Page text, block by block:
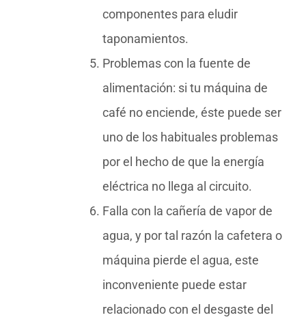
componentes para eludir
taponamientos.
Problemas con la fuente de
alimentación: si tu máquina de
café no enciende, éste puede ser
uno de los habituales problemas
por el hecho de que la energía
eléctrica no llega al circuito.
Falla con la cañería de vapor de
agua, y por tal razón la cafetera o
máquina pierde el agua, este
inconveniente puede estar
relacionado con el desgaste del